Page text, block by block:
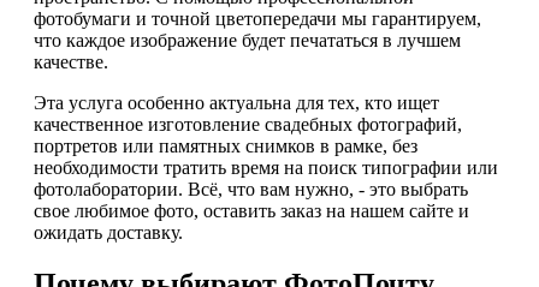
фотобумаги и точной цветопередачи мы гарантируем,
что каждое изображение будет печататься в лучшем
качестве.
Эта услуга особенно актуальна для тех, кто ищет
качественное изготовление свадебных фотографий,
портретов или памятных снимков в рамке, без
необходимости тратить время на поиск типографии или
фотолаборатории. Всё, что вам нужно, - это выбрать
свое любимое фото, оставить заказ на нашем сайте и
ожидать доставку.